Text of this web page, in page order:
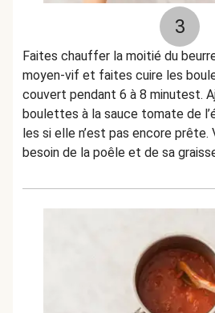
3
Faites chauffer la moitié du
moyen-vif et faites cuire les
couvert pendant 6 à 8 minutest.
boulettes à la sauce tomate de
les si elle n’est pas encore prête.
besoin de la poêle et de sa